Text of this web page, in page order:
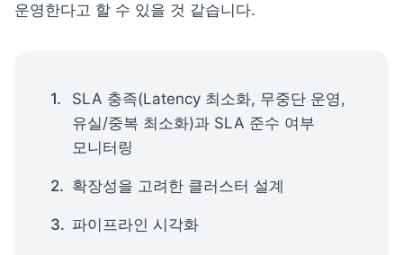
운영한다고 할 수 있을 것 같습니다.
SLA 충족(Latency 최소화, 무중단 운영,
유실/중복 최소화)과 SLA 준수 여부
모니터링
확장성을 고려한 클러스터 설계
파이프라인 시각화